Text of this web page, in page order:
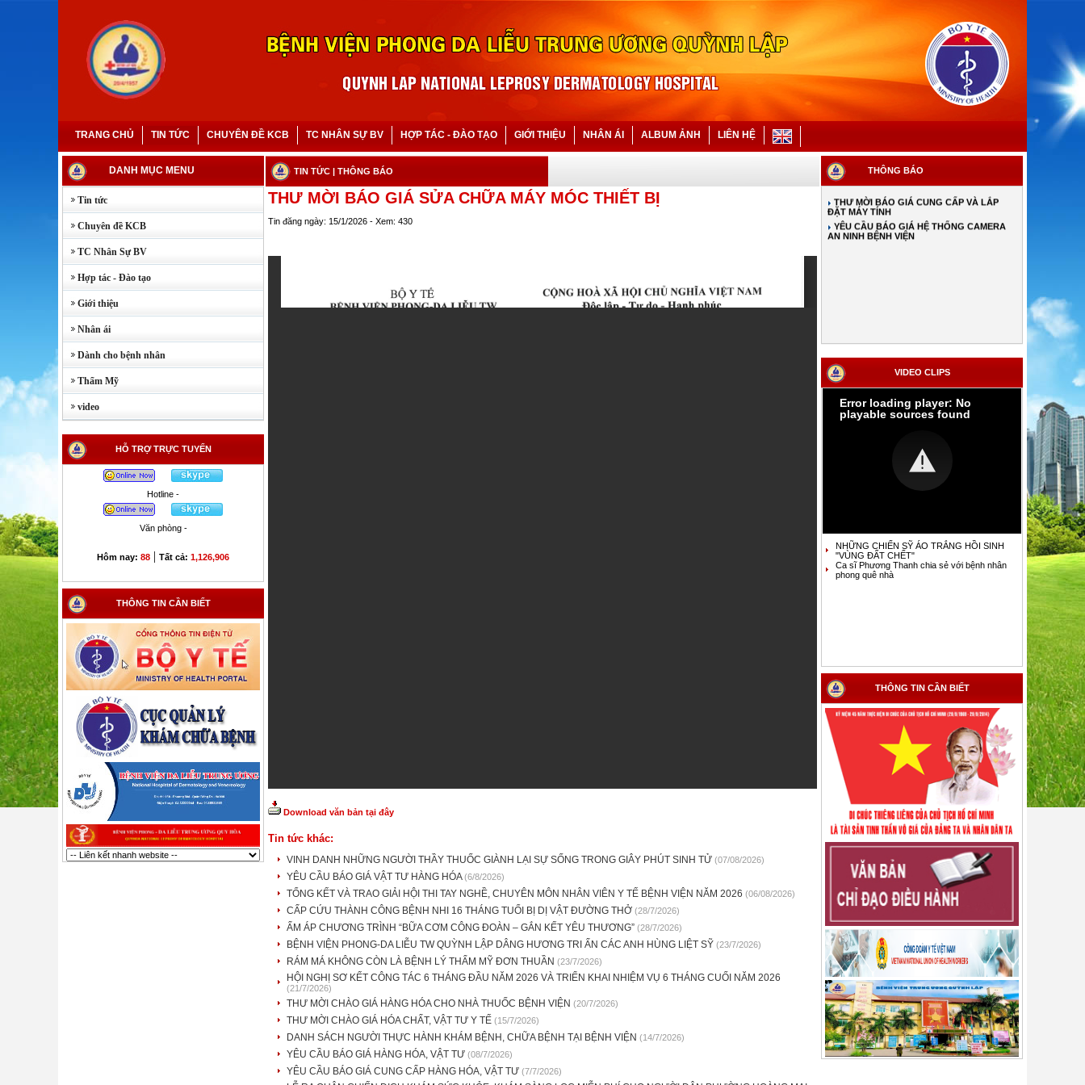
TRANG CHỦ TIN TỨC CHUYÊN ĐỀ KCB TC NHÂN SỰ BV HỢP TÁC - ĐÀO TẠO GIỚI THIỆU NHÂN ÁI ALBUM ẢNH LIÊN HỆ
DANH MỤC MENU
Tin tức
Chuyên đề KCB
TC Nhân Sự BV
Hợp tác - Đào tạo
Giới thiệu
Nhân ái
Dành cho bệnh nhân
Thẩm Mỹ
video
HỖ TRỢ TRỰC TUYẾN
Hotline -
Văn phòng -
Hôm nay: 88 | Tất cả: 1,126,906
THÔNG TIN CẦN BIẾT
TIN TỨC | THÔNG BÁO
THƯ MỜI BÁO GIÁ SỬA CHỮA MÁY MÓC THIẾT BỊ
Tin đăng ngày: 15/1/2026 - Xem: 430
Download văn bản tại đây
Tin tức khác:
VINH DANH NHỮNG NGƯỜI THẦY THUỐC GIÀNH LẠI SỰ SỐNG TRONG GIÂY PHÚT SINH TỬ (07/08/2026)
YÊU CẦU BÁO GIÁ VẬT TƯ HÀNG HÓA(6/8/2026)
TỔNG KẾT VÀ TRAO GIẢI HỘI THI TAY NGHỀ, CHUYÊN MÔN NHÂN VIÊN Y TẾ BỆNH VIỆN NĂM 2026 (06/08/2026)
CẤP CỨU THÀNH CÔNG BỆNH NHI 16 THÁNG TUỔI BỊ DỊ VẬT ĐƯỜNG THỞ (28/7/2026)
ẤM ÁP CHƯƠNG TRÌNH “BỮA CƠM CÔNG ĐOÀN – GẮN KẾT YÊU THƯƠNG” (28/7/2026)
BỆNH VIỆN PHONG-DA LIỄU TW QUỲNH LẬP DÂNG HƯƠNG TRI ẤN CÁC ANH HÙNG LIỆT SỸ (23/7/2026)
RÁM MÁ KHÔNG CÒN LÀ BỆNH LÝ THẨM MỸ ĐƠN THUẦN (23/7/2026)
HỘI NGHỊ SƠ KẾT CÔNG TÁC 6 THÁNG ĐẦU NĂM 2026 VÀ TRIỂN KHAI NHIỆM VỤ 6 THÁNG CUỐI NĂM 2026
(21/7/2026)
THƯ MỜI CHÀO GIÁ HÀNG HÓA CHO NHÀ THUỐC BỆNH VIỆN (20/7/2026)
THƯ MỜI CHÀO GIÁ HÓA CHẤT, VẬT TƯ Y TẾ (15/7/2026)
DANH SÁCH NGƯỜI THỰC HÀNH KHÁM BỆNH, CHỮA BỆNH TẠI BỆNH VIỆN (14/7/2026)
YÊU CẦU BÁO GIÁ HÀNG HÓA, VẬT TƯ (08/7/2026)
YÊU CẦU BÁO GIÁ CUNG CẤP HÀNG HÓA, VẬT TƯ (7/7/2026)
THÔNG BÁO
THÔNG BÁO VỀ VIỆC MỜI THAM GIA LẬP
HỒ SƠ THẦU, ĐÁNH GIÁ TƯ VẤN THẨM
ĐỊNH KẾT QUẢ LỰA CHỌN NHÀ THẦU
THÔNG BÁO MỜI CHÀO GIÁ THẨM ĐỊNH
GIÁ KHỞI ĐIỂM MẶT BẰNG NHÀ XE, CĂNG
TIN, ĐẶT MÁY BÁN HÀNG TỰ ĐỘNG
TỪ NGÀY 01/7/2026: THAY ĐỔI MỨC
BỆNH VIỆN PHONG-DA LIỄU TW QUỲNH
LẬP HỒ SƠ, ĐÁNH GIÁ, TƯ VẤN VÀ THẨM
ĐỊNH KẾT QUẢ LỰA CHỌN NHÀ THẦU
THƯ MỜI BÁO GIÁ XE Ô TÔ
THƯ MỜI BÁO GIÁ CUNG CẤP VÀ LẮP
ĐẶT MÁY TÍNH
YÊU CẦU BÁO GIÁ HỆ THỐNG CAMERA
AN NINH BỆNH VIỆN
VIDEO CLIPS
Error loading player: No
playable sources found
NHỮNG CHIẾN SỸ ÁO TRẮNG HỒI SINH
"VÙNG ĐẤT CHẾT"
Ca sĩ Phương Thanh chia sẻ với bệnh nhân
phong quê nhà
THÔNG TIN CẦN BIẾT